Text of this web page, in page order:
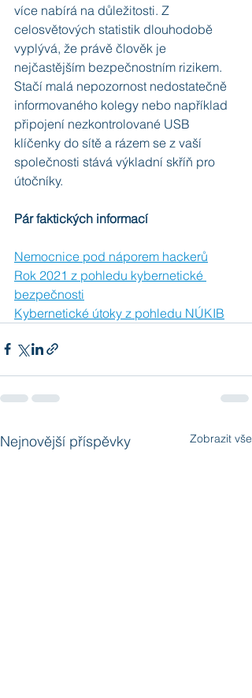
více nabírá na důležitosti. Z
celosvětových statistik dlouhodobě
vyplývá, že právě člověk je
nejčastějším bezpečnostním rizikem.
Stačí malá nepozornost nedostatečně
informovaného kolegy nebo například
připojení nezkontrolované USB
klíčenky do sítě a rázem se z vaší
společnosti stává výkladní skříň pro
útočníky.
Pár faktických informací
Nemocnice pod náporem hackerů
Rok 2021 z pohledu kybernetické
bezpečnosti
Kybernetické útoky z pohledu NÚKIB
Nejnovější příspěvky Zobrazit vše